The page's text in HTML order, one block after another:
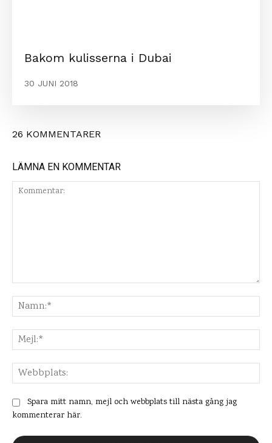
Bakom kulisserna i Dubai
30 JUNI 2018
26 KOMMENTARER
LÄMNA EN KOMMENTAR
Spara mitt namn, mejl och webbplats till nästa gång jag
kommenterar här.